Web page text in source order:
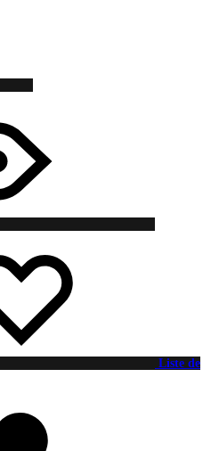
Liste de